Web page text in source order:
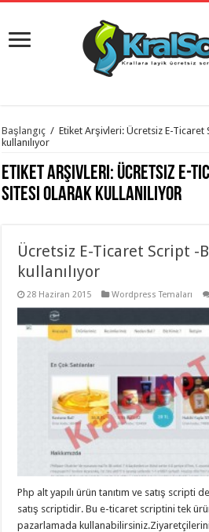
istanbul
organizasyon
eve
taşımacılık ,
gaziantep
organizasyon,
taşımacılık,
evden
gaziantep
evden
taşımacılık ,
taşımacılık,
gaziantep
Başlangıç / Etiket Arşivleri: Ücretsiz E-Ticaret
kullanılıyor
Etiket Arşivleri: Ücretsiz E-
sitesi olarak kullanılıyor
Ücretsiz E-Ticaret Script -
kullanılıyor
28 Haziran 2015 Wordpress Temaları
Php alt yapılı ürün tanıtım ve satış scripti
satış scriptidir. Bu e-ticaret scriptini tek
pazarlamada